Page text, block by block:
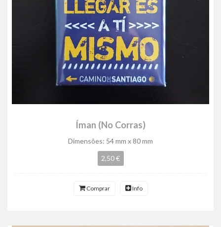
Íman (No Corras)
Dimensões: 54 mm x 80 mm
2,50 €
Comprar Info